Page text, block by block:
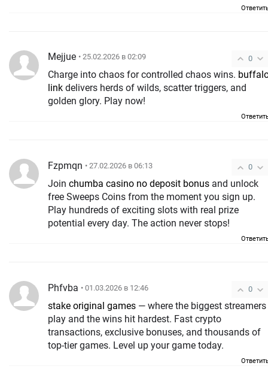
0
Mejjue • 25.02.2026 в 02:09
Charge into chaos for controlled chaos wins.
link delivers herds of wilds, scatter triggers, and
golden glory. Play now!
0
Fzpmqn • 27.02.2026 в 06:13
Join chumba casino no deposit bonus and unlock
free Sweeps Coins from the moment you sign up.
Play hundreds of exciting slots with real prize
potential every day. The action never stops!
0
Phfvba • 01.03.2026 в 12:46
stake original games
play and the wins hit hardest. Fast crypto
transactions, exclusive bonuses, and thousands of
top-tier games. Level up your game today.